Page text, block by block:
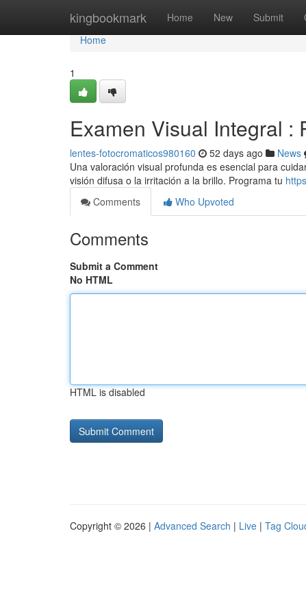
kingbookmark Home New Submit
Home
Home
1
Examen Visual Integral :
lentes-fotocromaticos980160 52 days ago News
Una valoración visual profunda es esencial para
visión difusa o la irritación a la brillo. Programa tu
Comments
Who Upvoted
Comments
Submit a Comment
No HTML
HTML is disabled
Copyright © 2026 | Advanced Search | Live | Tag